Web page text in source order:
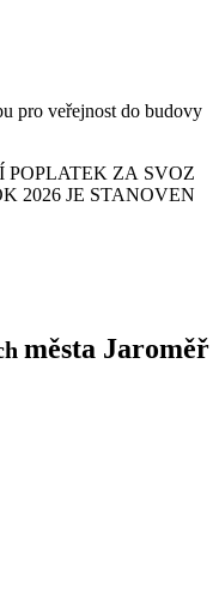
pro veřejnost do budovy
ZA SVOZ
2026 JE STANOVEN
města Jaroměř